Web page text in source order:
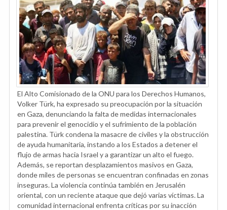
El Alto Comisionado de la ONU para los Derechos Humanos,
Volker Türk, ha expresado su preocupación por la situación
en Gaza, denunciando la falta de medidas internacionales
para prevenir el genocidio y el sufrimiento de la población
palestina. Türk condena la masacre de civiles y la obstrucción
de ayuda humanitaria, instando a los Estados a detener el
flujo de armas hacia Israel y a garantizar un alto el fuego.
Además, se reportan desplazamientos masivos en Gaza,
donde miles de personas se encuentran confinadas en zonas
inseguras. La violencia continúa también en Jerusalén
oriental, con un reciente ataque que dejó varias víctimas. La
comunidad internacional enfrenta críticas por su inacción